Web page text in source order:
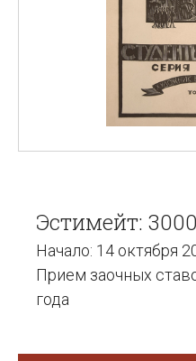
Эстимейт:
Начало: 14 октября
Прием заочных
года